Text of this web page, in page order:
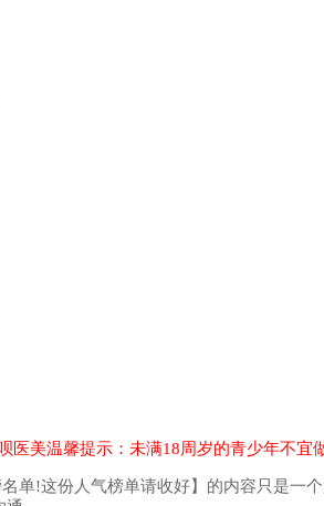
医美温馨提示：未满18周岁的青少年不宜
单!这份人气榜单请收好】的内容只是一